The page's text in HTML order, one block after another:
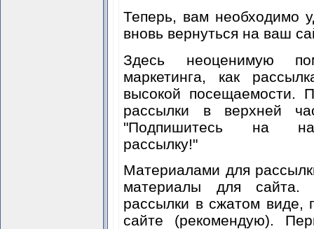
Теперь, вам необходимо
вновь вернуться на ваш
Здесь неоценимую
маркетинга, как
высокой посещаемости.
рассылки в верхней
"Подпишитесь на
рассылку!"
Материалами для
материалы для сайта.
рассылки в сжатом виде,
сайте (рекомендую).